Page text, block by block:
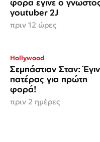
φορά έγινε ο
youtuber 2J
πριν 12 ώρες
Hollywood
Σεμπάστιαν Σταν:
πατέρας για πρώτη
φορά!
πριν 2 ημέρες